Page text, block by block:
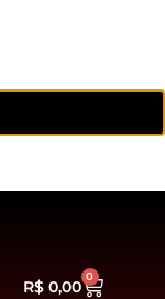
R$0,00
0